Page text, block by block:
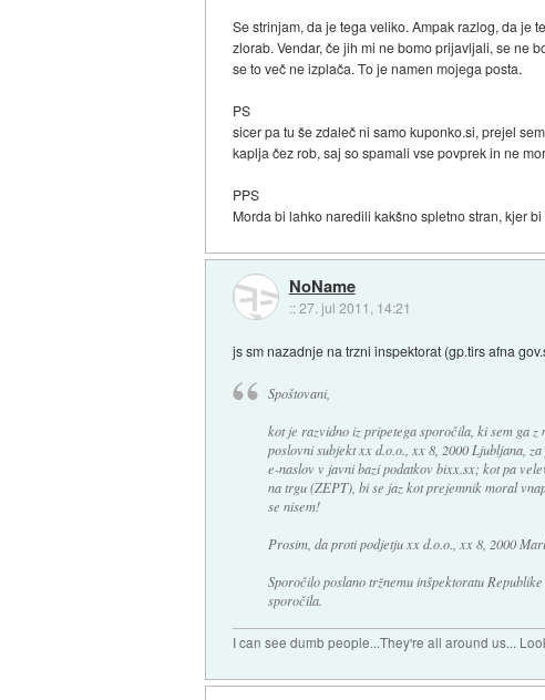
Se strinjam, da je tega veliko. Ampak razlog, da je
zlorab. Vendar, če jih mi ne bomo prijavljali, se ne
se to več ne izplača. To je namen mojega posta.
PS
sicer pa tu še zdaleč ni samo kuponko.si, prejel
kaplja čez rob, saj so spamali vse povprek in ne
PPS
Morda bi lahko naredili kakšno spletno stran, kjer
NoName
::27. jul 2011, 14:21
js sm nazadnje na trzni inspektorat (gp.tirs afna
Spoštovani,
kot je razvidno iz pripetega sporočila, ki sem ga
poslovni subjekt xx d.o.o., xx 8, 2000 Ljubljana,
e-naslov v javni bazi podatkov bixx.sx; kot pa
na trgu (ZEPT), bi se jaz kot prejemnik moral
se nisem!
Prosim, da proti podjetju xx d.o.o., xx 8, 2000
Sporočilo poslano tržnemu inšpektoratu
sporočila.
I can see dumb people...They're all around us...